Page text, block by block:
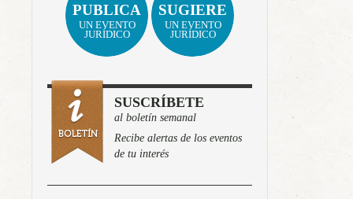
PUBLICA
UN EVENTO
JURÍDICO
SUGIERE
UN EVENTO
JURÍDICO
SUSCRÍBETE
al boletín semanal
Recibe alertas de los eventos
de tu interés